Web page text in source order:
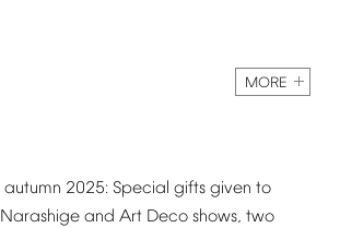
MORE
autumn 2025: Special gifts given to
Narashige and Art Deco shows, two